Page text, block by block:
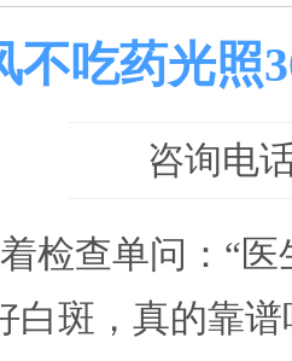
不吃药光照
咨询电
检查单问：“
白斑，真的靠